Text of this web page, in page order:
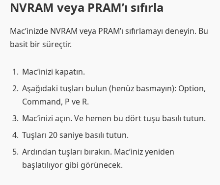
NVRAM veya PRAM’ı sıfırla
Mac’inizde NVRAM veya PRAM’ı sıfırlamayı deneyin. Bu
basit bir süreçtir.
Mac’inizi kapatın.
Aşağıdaki tuşları bulun (henüz basmayın): Option,
Command, P ve R.
Mac’inizi açın. Ve hemen bu dört tuşu basılı tutun.
Tuşları 20 saniye basılı tutun.
Ardından tuşları bırakın. Mac’iniz yeniden
başlatılıyor gibi görünecek.